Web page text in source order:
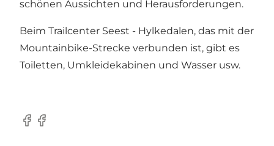
schönen Aussichten und Herausforderungen.
Beim Trailcenter Seest - Hylkedalen, das mit der
Mountainbike-Strecke verbunden ist, gibt es
Toiletten, Umkleidekabinen und Wasser usw.
Facebook
Facebook